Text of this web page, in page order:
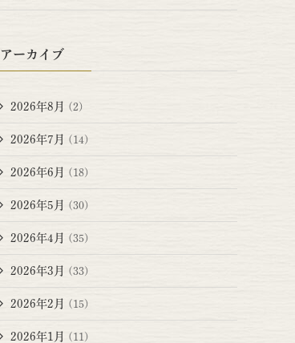
アーカイブ
2026年8月 (2)
2026年7月 (14)
2026年6月 (18)
2026年5月 (30)
2026年4月 (35)
2026年3月 (33)
2026年2月 (15)
2026年1月 (11)